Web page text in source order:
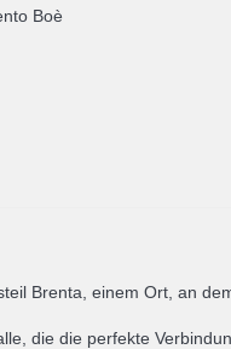
Boè
Brenta, einem Ort, an
die die perfekte